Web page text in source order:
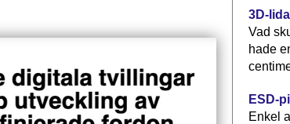
3D-
Vad
hade
ESD-
Enkel